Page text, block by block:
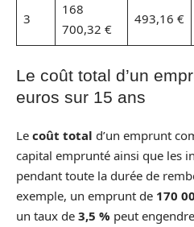
3
168
700,32 €
493,16 €
Le coût total d’un
euros sur 15 ans
Le coût total d’un emprunt
capital emprunté ainsi que les
pendant toute la durée de
exemple, un emprunt de 170
un taux de 3,5 % peut